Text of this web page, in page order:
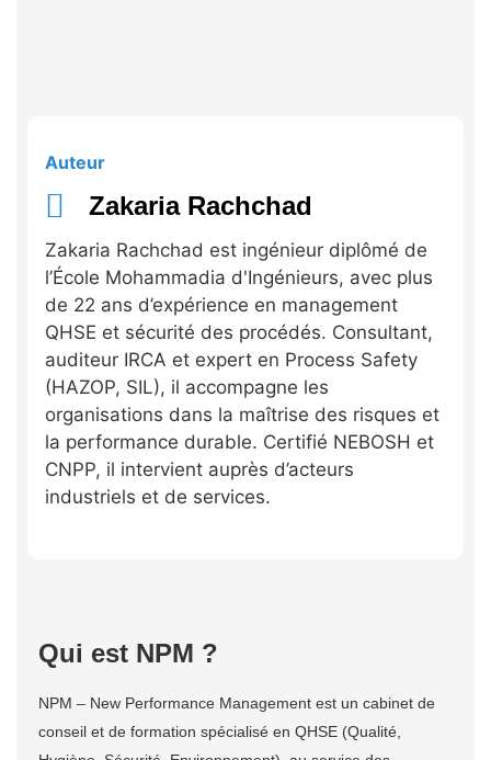
Auteur
Zakaria Rachchad
Zakaria Rachchad est ingénieur diplômé de
l’École Mohammadia d'Ingénieurs, avec plus
de 22 ans d’expérience en management
QHSE et sécurité des procédés. Consultant,
auditeur IRCA et expert en Process Safety
(HAZOP, SIL), il accompagne les
organisations dans la maîtrise des risques et
la performance durable. Certifié NEBOSH et
CNPP, il intervient auprès d’acteurs
industriels et de services.
Qui est NPM ?
NPM – New Performance Management est un cabinet de
conseil et de formation spécialisé en QHSE (Qualité,